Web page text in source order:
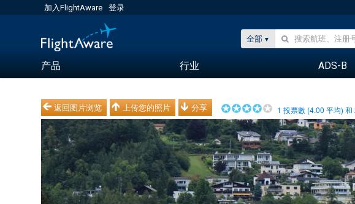
加入FlightAware 登录
全部
产品 行业 ADS-B
返回图片浏览 上传您的照片 分享 1 投票數 (4.00 平均) 和